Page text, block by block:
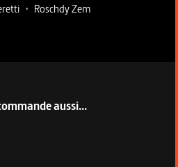
• Roschdy Zem
aussi...